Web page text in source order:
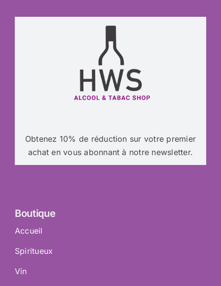
Obtenez 10% de réduction sur votre premier
achat en vous abonnant à notre newsletter.
Boutique
Accueil
Spiritueux
Vin